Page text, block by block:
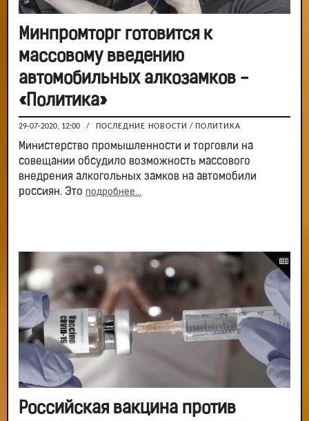
Минпромторг готовится к
массовому введению
автомобильных алкозамков -
«Политика»
29-07-2020, 12:00 / ПОСЛЕДНИЕ НОВОСТИ / ПОЛИТИКА
Министерство промышленности и торговли на
совещании обсудило возможность массового
внедрения алкогольных замков на автомобили
россиян. Это подробнее...
Российская вакцина против